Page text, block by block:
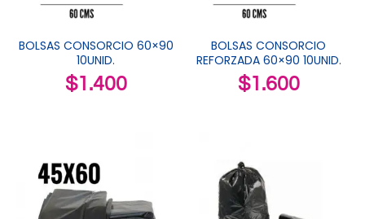
BOLSAS CONSORCIO 60×90
10UNID.
$1.400
BOLSAS CONSORCIO
REFORZADA 60×90 10UNID.
$1.600